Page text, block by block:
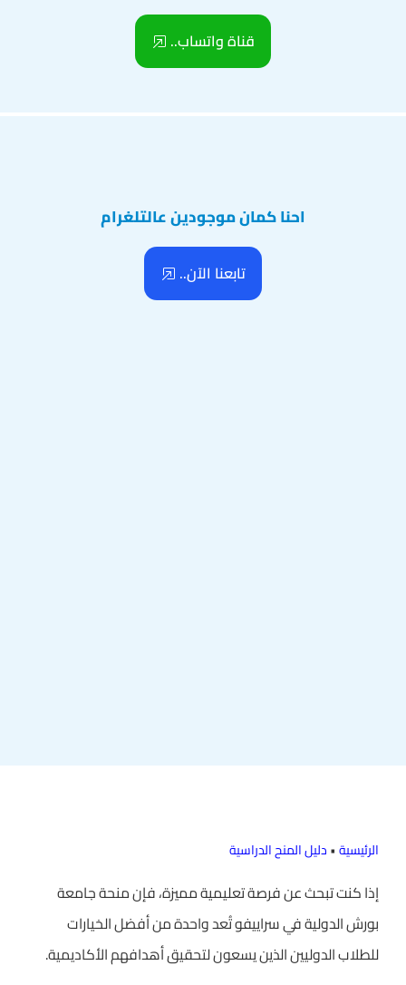
قناة واتساب..
احنا كمان موجودين عالتلغرام
تابعنا الآن..
الرئيسية•دليل المنح الدراسية
إذا كنت تبحث عن فرصة تعليمية مميزة، فإن منحة جامعة
بورش الدولية في سراييفو تُعد واحدة من أفضل الخيارات
للطلاب الدوليين الذين يسعون لتحقيق أهدافهم الأكاديمية.